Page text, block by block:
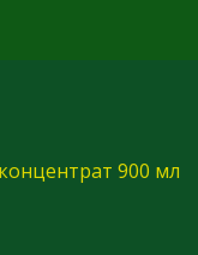
900 мл